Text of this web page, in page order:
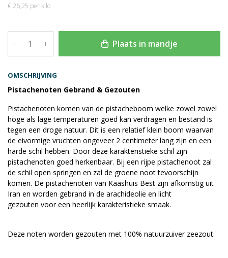
OMSCHRIJVING
Pistachenoten Gebrand & Gezouten
Pistachenoten komen van de pistacheboom welke zowel zowel
hoge als lage temperaturen goed kan verdragen en bestand is
tegen een droge natuur. Dit is een relatief klein boom waarvan
de eivormige vruchten ongeveer 2 centimeter lang zijn en een
harde schil hebben. Door deze karakteristieke schil zijn
pistachenoten goed herkenbaar. Bij een rijpe pistachenoot zal
de schil open springen en zal de groene noot tevoorschijn
komen. De pistachenoten van Kaashuis Best zijn afkomstig uit
Iran en worden gebrand in de arachideolie en licht
gezouten voor een heerlijk karakteristieke smaak.
Deze noten worden gezouten met 100% natuurzuiver zeezout.
€ 26,25 per kilo
– + Plaats in mandje